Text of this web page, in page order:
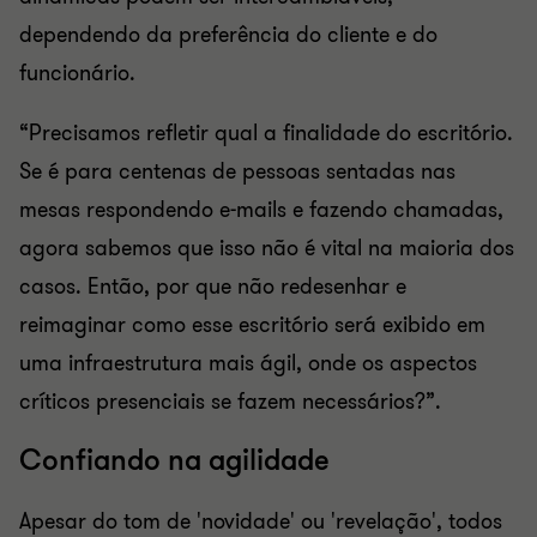
dependendo da preferência do cliente e do
funcionário.
“Precisamos refletir qual a finalidade do escritório.
Se é para centenas de pessoas sentadas nas
mesas respondendo e-mails e fazendo chamadas,
agora sabemos que isso não é vital na maioria dos
casos. Então, por que não redesenhar e
reimaginar como esse escritório será exibido em
uma infraestrutura mais ágil, onde os aspectos
críticos presenciais se fazem necessários?”.
Confiando na agilidade
Apesar do tom de 'novidade' ou 'revelação', todos